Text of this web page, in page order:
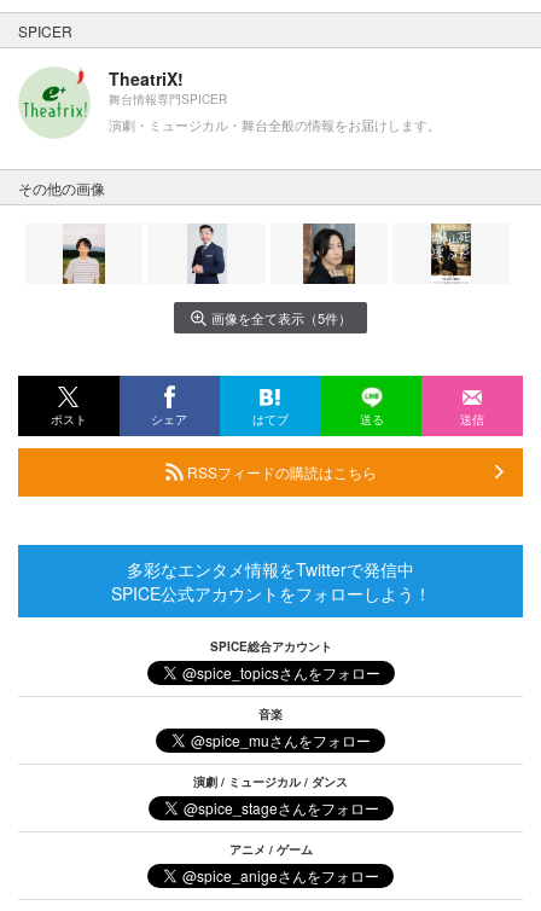
SPICER
TheatriX!
舞台情報専門SPICER
演劇・ミュージカル・舞台全般の情報をお届けします。
その他の画像
画像を全て表示（5件）
ポスト シェア はてブ 送る 送信
RSSフィードの購読はこちら
多彩なエンタメ情報をTwitterで発信中
SPICE公式アカウントをフォローしよう！
SPICE総合アカウント
音楽
演劇 / ミュージカル / ダンス
アニメ / ゲーム